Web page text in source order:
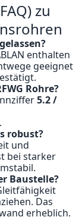
zu
enthalten
geeignet
Rohre?
5.2 /
robust?
und
bei starker
Baustelle?
Das
erheblich.